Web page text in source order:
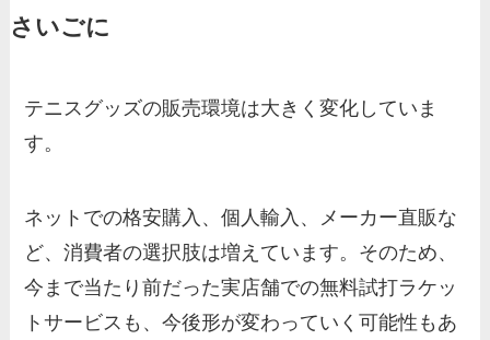
さいごに
テニスグッズの販売環境は大きく変化していま
す。
ネットでの格安購入、個人輸入、メーカー直販な
ど、消費者の選択肢は増えています。そのため、
今まで当たり前だった実店舗での無料試打ラケッ
トサービスも、今後形が変わっていく可能性もあ